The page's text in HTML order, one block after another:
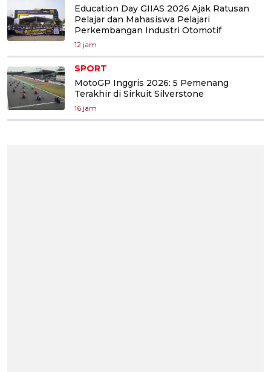
Education Day GIIAS 2026 Ajak Ratusan
Pelajar dan Mahasiswa Pelajari
Perkembangan Industri Otomotif
12 jam
SPORT
MotoGP Inggris 2026: 5 Pemenang
Terakhir di Sirkuit Silverstone
16 jam